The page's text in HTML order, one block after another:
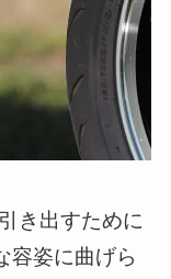
き出すために
容姿に曲げら